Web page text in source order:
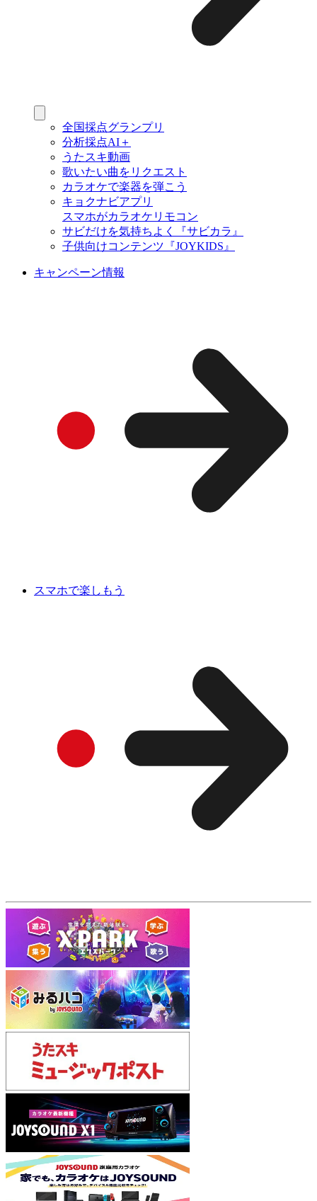
全国採点グランプリ
分析採点AI＋
うたスキ動画
歌いたい曲をリクエスト
カラオケで楽器を弾こう
キョクナビアプリ
スマホがカラオケリモコン
サビだけを気持ちよく『サビカラ』
子供向けコンテンツ『JOYKIDS』
キャンペーン情報
スマホで楽しもう